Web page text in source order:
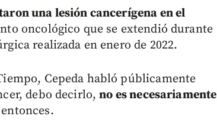
una lesión cancerígena en el
oncológico que se extendió durante
realizada en enero de 2022.
Cepeda habló públicamente
debo decirlo,no es necesariamente